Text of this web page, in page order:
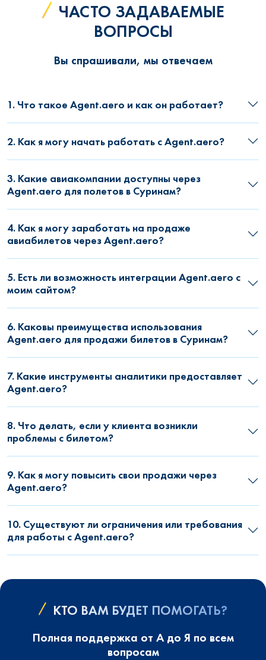
ЧАСТО ЗАДАВАЕМЫЕ
ВОПРОСЫ
Вы спрашивали, мы отвечаем
1. Что такое Agent.aero и как он работает?
2. Как я могу начать работать с Agent.aero?
3. Какие авиакомпании доступны через
Agent.aero для полетов в Суринам?
4. Как я могу заработать на продаже
авиабилетов через Agent.aero?
5. Есть ли возможность интеграции Agent.aero с
моим сайтом?
6. Каковы преимущества использования
Agent.aero для продажи билетов в Суринам?
7. Какие инструменты аналитики предоставляет
Agent.aero?
8. Что делать, если у клиента возникли
проблемы с билетом?
9. Как я могу повысить свои продажи через
Agent.aero?
10. Существуют ли ограничения или требования
для работы с Agent.aero?
КТО ВАМ БУДЕТ ПОМОГАТЬ?
Полная поддержка от А до Я по всем
вопросам